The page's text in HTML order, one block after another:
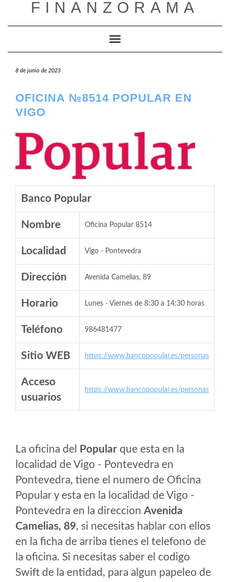
contenido
FINANZORAMA
Cambiar modo de navegación
8 de junio de 2023
OFICINA №8514 POPULAR EN
VIGO
Banco Popular
Nombre Oficina Popular 8514
Localidad Vigo - Pontevedra
Dirección Avenida Camelias, 89
Horario Lunes - Viernes de 8:30 a 14:30 horas
Teléfono 986481477
Sitio WEB https://www.bancopopular.es/personas
Acceso
usuarios
https://www.bancopopular.es/personas
La oficina del Popular que esta en la
localidad de Vigo - Pontevedra en
Pontevedra, tiene el numero de Oficina
Popular y esta en la localidad de Vigo -
Pontevedra en la direccion Avenida
Camelias, 89, si necesitas hablar con ellos
en la ficha de arriba tienes el telefono de
la oficina. Si necesitas saber el codigo
Swift de la entidad, para algun papeleo de